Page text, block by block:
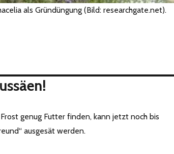
als Gründüngung (Bild: researchgate.net).
genug Futter finden, kann jetzt noch bis
ausgesät werden.